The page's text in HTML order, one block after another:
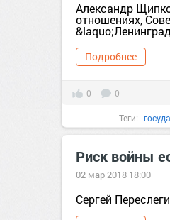
Александр
отношениях,
Подробнее
0 0
Теги:
Риск войны
02 мар 2018 18:00
Сергей